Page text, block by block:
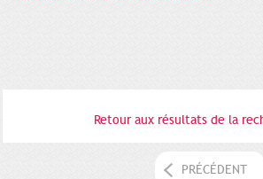
Retour aux résultats de la
PRÉCÉDENT